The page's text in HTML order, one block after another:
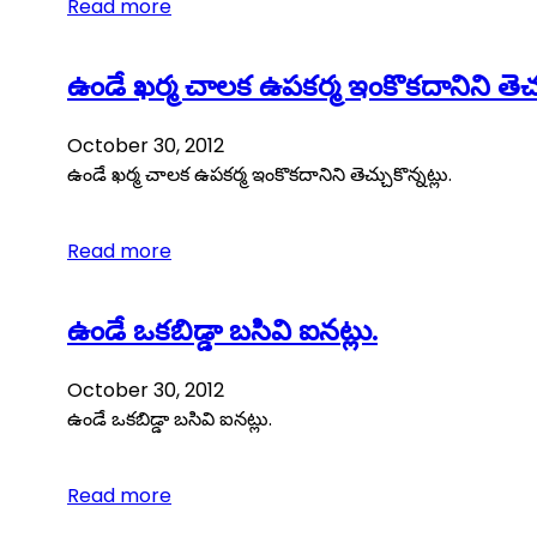
Read more
ఉండే ఖర్మ చాలక ఉపకర్మ ఇంకొకదానిని
October 30, 2012
ఉండే ఖర్మ చాలక ఉపకర్మ ఇంకొకదానిని తెచ్చుకొన్నట్లు.
Read more
ఉండే ఒకబిడ్డా బసివి ఐనట్లు.
October 30, 2012
ఉండే ఒకబిడ్డా బసివి ఐనట్లు.
Read more